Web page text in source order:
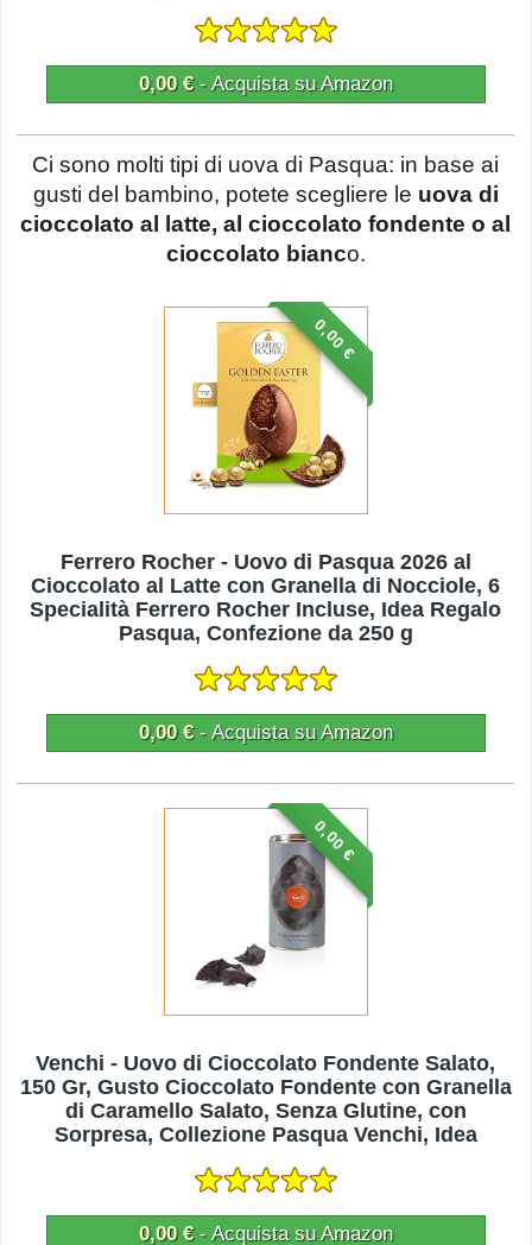
0,00 €- Acquista su Amazon
Ci sono molti tipi di uova di Pasqua: in base ai
gusti del bambino, potete scegliere le uova di
cioccolato al latte, al cioccolato fondente o al
cioccolato bianco.
0,00 €
Ferrero Rocher - Uovo di Pasqua 2026 al
Cioccolato al Latte con Granella di Nocciole, 6
Specialità Ferrero Rocher Incluse, Idea Regalo
Pasqua, Confezione da 250 g
0,00 €- Acquista su Amazon
0,00 €
Venchi - Uovo di Cioccolato Fondente Salato,
150 Gr, Gusto Cioccolato Fondente con Granella
di Caramello Salato, Senza Glutine, con
Sorpresa, Collezione Pasqua Venchi, Idea
0,00 €- Acquista su Amazon